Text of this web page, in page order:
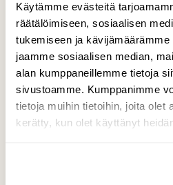
Käytämme evästeitä
räätälöimiseen, sosiaalisen
tukemiseen ja
jaamme sosiaalisen median,
alan kumppaneillemme tietoja
sivustoamme. Kumppanimme
tietoja muihin tietoihin, joita olet
kerätty, kun olet käyttänyt
Ruissalo
Tyyniä, kauniita
lumisateessa,